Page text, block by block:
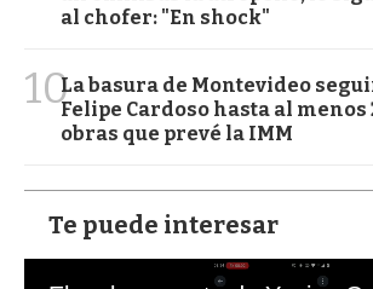
al chofer: "En shock"
10La basura de Montevideo
Felipe Cardoso hasta al menos
obras que prevé la IMM
Te puede interesar